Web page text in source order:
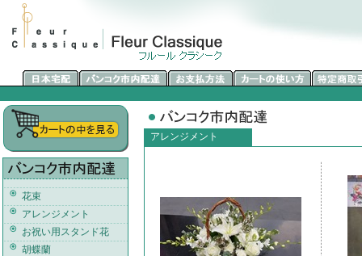
花束
アレンジメント
お祝い用スタンド花
胡蝶蘭
アレンジメント